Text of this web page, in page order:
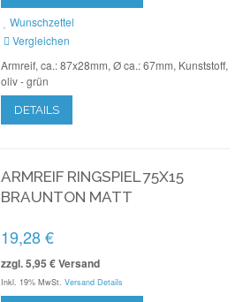
Wunschzettel
Vergleichen
Armreif, ca.: 87x28mm, Ø ca.: 67mm, Kunststoff,
oliv - grün
DETAILS
ARMREIF RINGSPIEL 75X15
BRAUNTON MATT
19,28 €
zzgl. 5,95 € Versand
Inkl. 19% MwSt. Versand Details